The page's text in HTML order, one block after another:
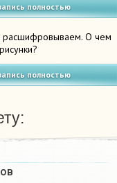
полностью
расшифровываем. О чем
полностью